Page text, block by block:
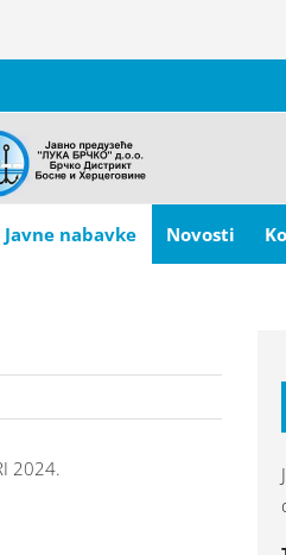
Javne nabavke Novosti
2024.